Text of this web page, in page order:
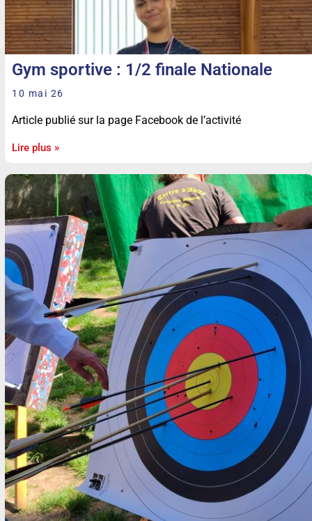
Gym sportive : 1/2 finale Nationale
10 mai 26
Article publié sur la page Facebook de l’activité
Lire plus »